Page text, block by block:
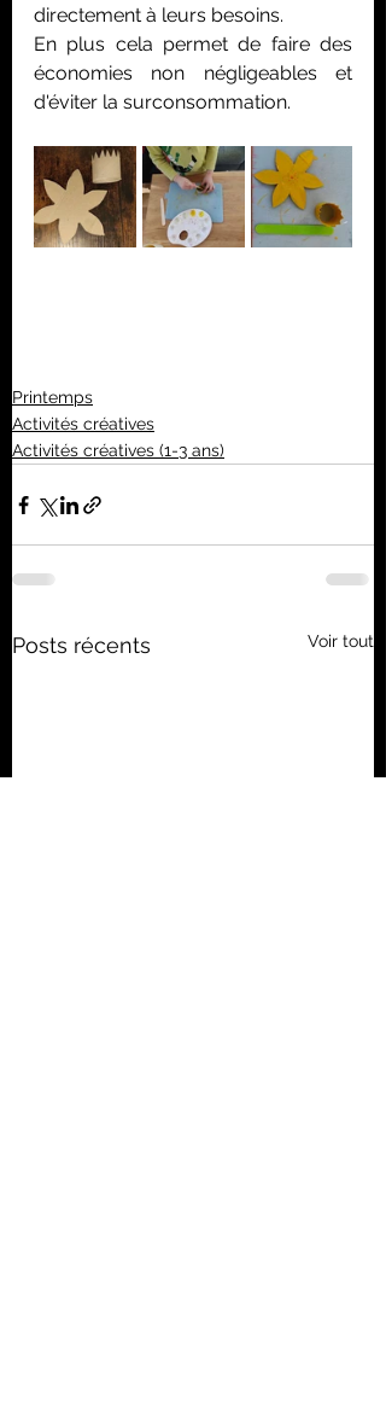
directement à leurs besoins.
En plus cela permet de faire des
économies non négligeables et
d'éviter la surconsommation.
Printemps
Activités créatives
Activités créatives (1-3 ans)
Posts récents Voir tout